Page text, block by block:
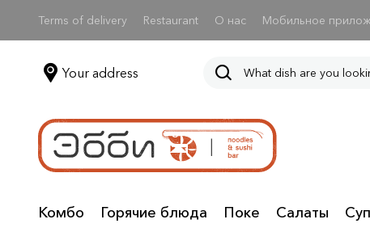
Terms of delivery Restaurant О нас Мобильное
Your address
Комбо Горячие блюда Поке Салаты